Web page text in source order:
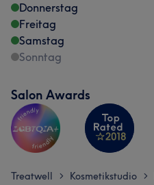
Donnerstag
Freitag
Samstag
Sonntag
Salon Awards
Treatwell > Kosmetikstudio >